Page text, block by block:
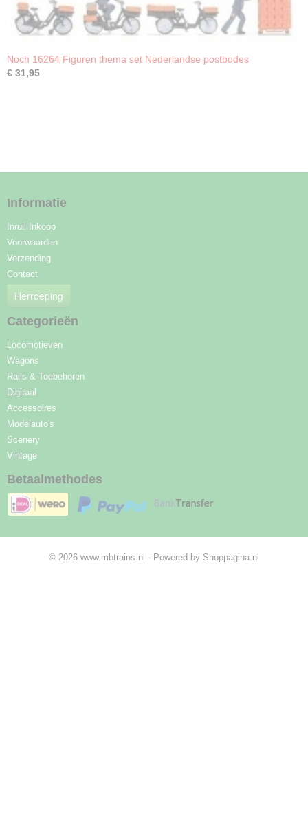
Noch 16264 Figuren thema set Nederlandse postbodes
€ 31,95
Informatie
Inruil Inkoop
Voorwaarden
Verzending
Contact
Herroeping
Categorieën
Locomotieven
Wagons
Rails & Toebehoren
Digitaal
Accessoires
Modelauto's
Scenery
Vintage
Betaalmethodes
© 2026 www.mbtrains.nl - Powered by Shoppagina.nl